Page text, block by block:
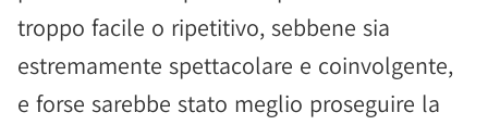
troppo facile o ripetitivo, sebbene sia
estremamente spettacolare e coinvolgente,
e forse sarebbe stato meglio proseguire la